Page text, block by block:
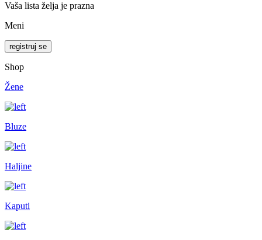
Vaša lista želja je prazna
Meni
registruj se
Shop
Žene
Bluze
Haljine
Kaputi